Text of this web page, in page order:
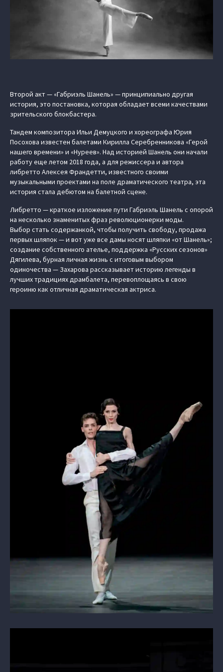
Второй акт — «Габриэль Шанель» — принципиально другая
история, это постановка, которая обладает всеми качествами
зрительского блокбастера.
Тандем композитора Ильи Демуцкого и хореографа Юрия
Посохова известен балетами Кирилла Серебренникова «Герой
нашего времени» и «Нуреев». Над историей Шанель они начали
работу еще летом 2018 года, а для режиссера и автора
либретто Алексея Франдетти, известного своими
музыкальными проектами на поле драматического театра, эта
история стала дебютом на балетной сцене.
Либретто — краткое изложение пути Габриэль Шанель с опорой
на несколько знаменитых фраз революционерки моды.
Выбор стать содержанкой, чтобы получить свободу, продажа
первых шляпок — и вот уже все дамы носят шляпки «от Шанель»;
создание собственного ателье, поддержка «Русских сезонов»
Дягилева, бурная личная жизнь с итоговым выбором
одиночества — Захарова рассказывает историю легенды в
лучших традициях драмбалета, перевоплощаясь в свою
героиню как отличная драматическая актриса.